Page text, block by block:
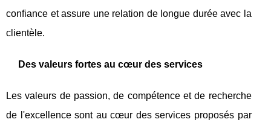
confiance et assure une relation de longue durée avec la
clientèle.
Des valeurs fortes au cœur des services
Les valeurs de passion, de compétence et de recherche
de l'excellence sont au cœur des services proposés par